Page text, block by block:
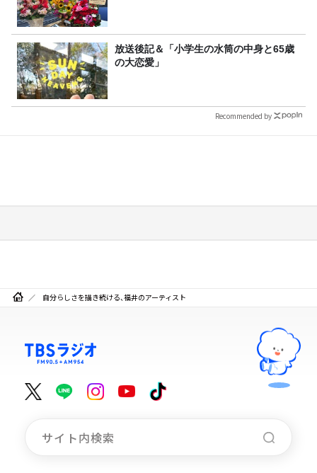
放送後記＆「小学生の水筒の中身と65歳
の大恋愛」
Recommended by
自分らしさを描き続ける、福井のアーティスト